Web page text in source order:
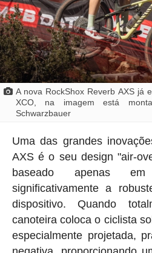
A nova RockShox Reverb AXS já
XCO, na imagem está
Schwarzbauer
Uma das grandes
AXS é o seu design "air-
baseado apenas
significativamente a
dispositivo. Quando
canoteira coloca o ciclista
especialmente projetada,